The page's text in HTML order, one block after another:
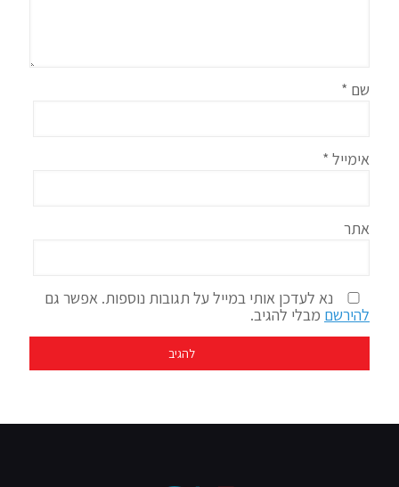
שם *
אימייל *
אתר
נא לעדכן אותי במייל על תגובות נוספות. אפשר גם
להירשם מבלי להגיב.